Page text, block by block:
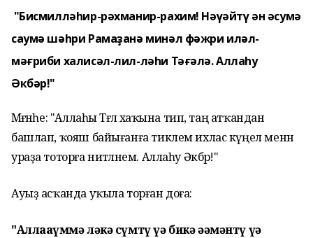
"Бисмилләһир-рәхманир-рахим! Нәүәйтү ән әсумә
саумә шәһри Рамаҙанә минәл фәжри иләл-
мәғриби халисәл-лил-ләһи Тәғәлә. Аллаһу
Әкбәр!"
Мәғәнәһе: "Аллаһы Тәғәлә хаҡына тип, таң атҡандан
башлап, ҡояш байығанға тиклем ихлас күңел менән
ураҙа тоторға ниәтләнем. Аллаһу Әкбәр!"
Ауыҙ асҡанда уҡыла торған доға:
"Аллааһүммә ләкә сүмтү үә бикә әәмәнтү үә